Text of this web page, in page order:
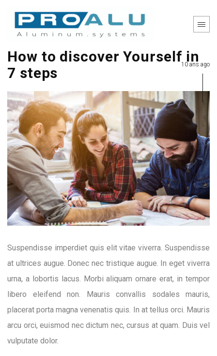
How to discover Yourself in
7 steps
10 ans ago
Suspendisse imperdiet quis elit vitae viverra. Suspendisse
at ultrices augue. Donec nec tristique augue. In eget viverra
urna, a lobortis lacus. Morbi aliquam ornare erat, in tempor
libero eleifend non. Mauris convallis sodales mauris,
placerat porta magna venenatis quis. In at tellus orci. Mauris
arcu orci, euismod nec dictum nec, cursus at quam. Duis vel
vulputate dolor.